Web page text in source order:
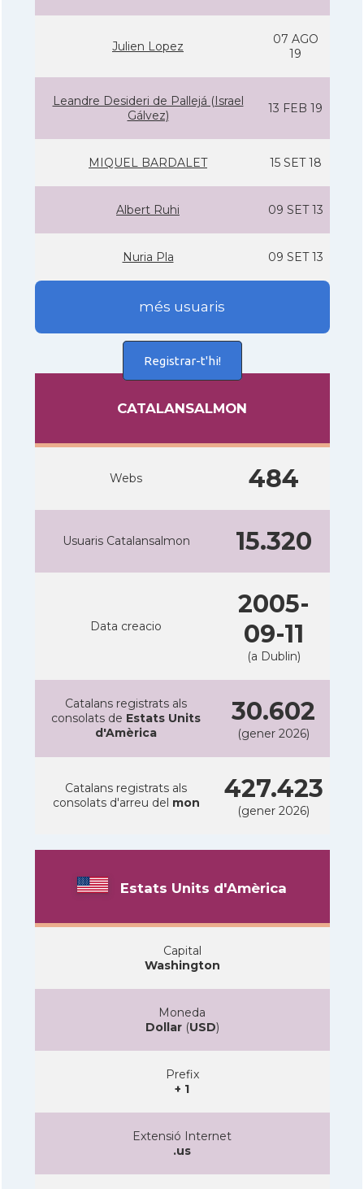
Julien Lopez
07 AGO
19
Leandre Desideri de Pallejá (Israel
Gálvez)
13 FEB 19
MIQUEL BARDALET 15 SET 18
Albert Ruhi 09 SET 13
Nuria Pla 09 SET 13
més usuaris
Registrar-t'hi!
CATALANSALMON
Webs 484
Usuaris Catalansalmon 15.320
Data creacio
2005-
09-11
(a Dublin)
Catalans registrats als
consolats de Estats Units
d'Amèrica
30.602
(gener 2026)
Catalans registrats als
consolats d'arreu del mon 427.423
(gener 2026)
Estats Units d'Amèrica
Capital
Washington
Moneda
Dollar(USD)
Prefix
+ 1
Extensió Internet
.us